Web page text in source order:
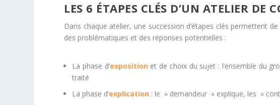
LES 6 ÉTAPES CLÉS D’UN ATELIER DE
Dans chaque atelier, une succession d’étapes clés permettent
des problématiques et des réponses potentielles :
La phase d’exposition et de choix du sujet : l’ensemble du
traité
La phase d’explication : le » demandeur » explique, les »